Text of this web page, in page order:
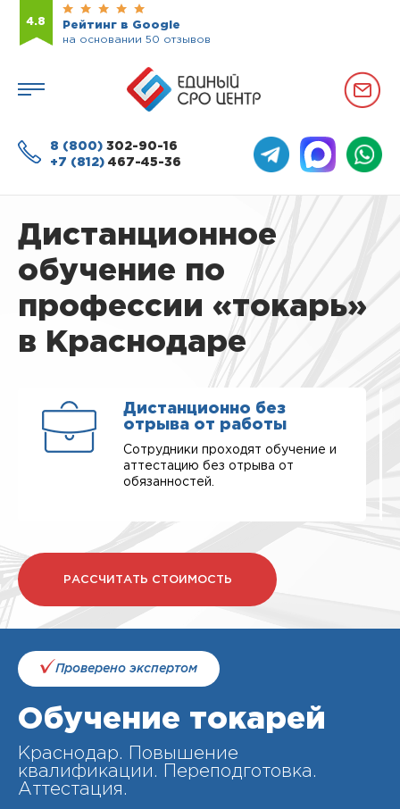
4.8
Рейтинг в Google
на основании 50 отзывов
8 (800) 302-90-16
+7 (812) 467-45-36
Дистанционное
обучение по
профессии «токарь»
в Краснодаре
Дистанционно без
отрыва от работы
Сотрудники проходят обучение и
аттестацию без отрыва от
обязанностей.
РАССЧИТАТЬ СТОИМОСТЬ
Проверено экспертом
Обучение токарей
Краснодар. Повышение
квалификации. Переподготовка.
Аттестация.